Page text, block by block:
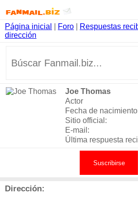
Página inicial Foro Respuestas
dirección
Joe Thomas
Actor
Fecha de
Sitio official:
E-mail:
Última respuesta
Suscribirse
Dirección: